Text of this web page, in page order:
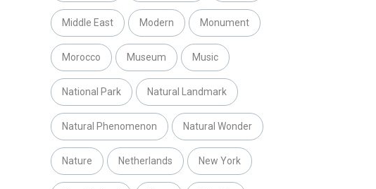
Middle East Modern Monument
Morocco Museum Music
National Park Natural Landmark
Natural Phenomenon Natural Wonder
Nature Netherlands New York